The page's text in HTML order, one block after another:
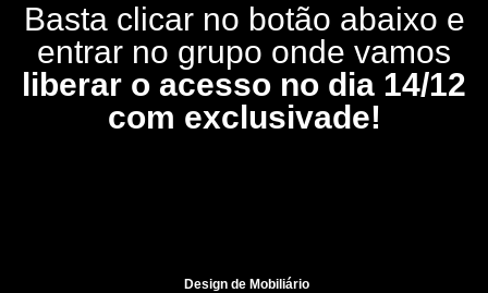
Basta clicar no botão abaixo e
entrar no grupo onde vamos
liberar o acesso no dia 14/12
com exclusivade!
Design de Mobiliário